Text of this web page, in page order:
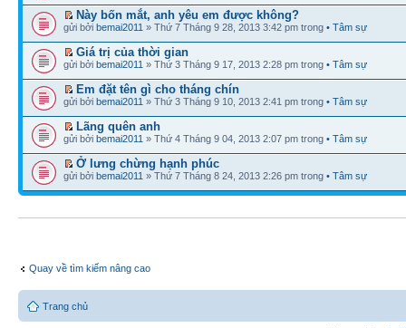
Này bốn mắt, anh yêu em được không?
gửi bởi bemai2011 » Thứ 7 Tháng 9 28, 2013 3:42 pm trong • Tâm sự
Giá trị của thời gian
gửi bởi bemai2011 » Thứ 3 Tháng 9 17, 2013 2:28 pm trong • Tâm sự
Em đặt tên gì cho tháng chín
gửi bởi bemai2011 » Thứ 3 Tháng 9 10, 2013 2:41 pm trong • Tâm sự
Lãng quên anh
gửi bởi bemai2011 » Thứ 4 Tháng 9 04, 2013 2:07 pm trong • Tâm sự
Ở lưng chừng hạnh phúc
gửi bởi bemai2011 » Thứ 7 Tháng 8 24, 2013 2:26 pm trong • Tâm sự
Quay về tìm kiếm nâng cao
Trang chủ